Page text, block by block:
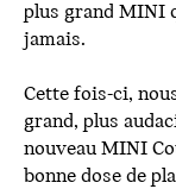
plus grand MINI
jamais.
Cette fois-ci,
grand, plus
nouveau MINI
bonne dose de